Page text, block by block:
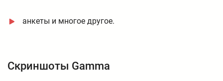
анкеты и многое другое.
Скриншоты Gamma